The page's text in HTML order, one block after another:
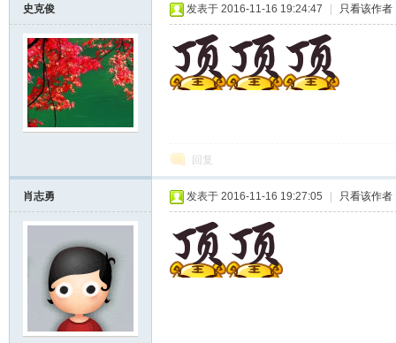
史克俊 发表于 2016-11-16 19:24:47 只看该作者
回复
肖志勇 发表于 2016-11-16 19:27:05 只看该作者